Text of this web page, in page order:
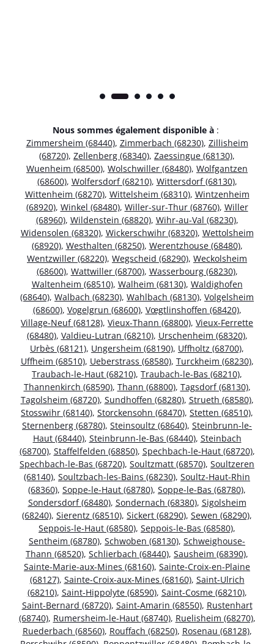
Nous sommes également disponible à :
Zimmersheim (68440), Zimmerbach (68230), Zillisheim
(68720), Zellenberg (68340), Zaessingue (68130),
Wuenheim (68500), Wolschwiller (68480), Wolfgantzen
(68600), Wolfersdorf (68210), Wittersdorf (68130),
Wittenheim (68270), Wittelsheim (68310), Wintzenheim
(68920), Winkel (68480), Willer-sur-Thur (68760), Willer
(68960), Wildenstein (68820), Wihr-au-Val (68230),
Widensolen (68320), Wickerschwihr (68320), Wettolsheim
(68920), Westhalten (68250), Werentzhouse (68480),
Wentzwiller (68220), Wegscheid (68290), Weckolsheim
(68600), Wattwiller (68700), Wasserbourg (68230),
Waltenheim (68510), Walheim (68130), Waldighofen
(68640), Walbach (68230), Wahlbach (68130), Volgelsheim
(68600), Vogelgrun (68600), Vœgtlinshoffen (68420),
Village-Neuf (68128), Vieux-Thann (68800), Vieux-Ferrette
(68480), Valdieu-Lutran (68210), Urschenheim (68320),
Urbès (68121), Ungersheim (68190), Uffholtz (68700),
Uffheim (68510), Ueberstrass (68580), Turckheim (68230),
Traubach-le-Haut (68210), Traubach-le-Bas (68210),
Thannenkirch (68590), Thann (68800), Tagsdorf (68130),
Tagolsheim (68720), Sundhoffen (68280), Strueth (68580),
Stosswihr (68140), Storckensohn (68470), Stetten (68510),
Sternenberg (68780), Steinsoultz (68640), Steinbrunn-le-
Haut (68440), Steinbrunn-le-Bas (68440), Steinbach
(68700), Staffelfelden (68850), Spechbach-le-Haut (68720),
Spechbach-le-Bas (68720), Soultzmatt (68570), Soultzeren
(68140), Soultzbach-les-Bains (68230), Soultz-Haut-Rhin
(68360), Soppe-le-Haut (68780), Soppe-le-Bas (68780),
Sondersdorf (68480), Sondernach (68380), Sigolsheim
(68240), Sierentz (68510), Sickert (68290), Sewen (68290),
Seppois-le-Haut (68580), Seppois-le-Bas (68580),
Sentheim (68780), Schwoben (68130), Schweighouse-
Thann (68520), Schlierbach (68440), Sausheim (68390),
Sainte-Marie-aux-Mines (68160), Sainte-Croix-en-Plaine
(68127), Sainte-Croix-aux-Mines (68160), Saint-Ulrich
(68210), Saint-Hippolyte (68590), Saint-Cosme (68210),
Saint-Bernard (68720), Saint-Amarin (68550), Rustenhart
(68740), Rumersheim-le-Haut (68740), Ruelisheim (68270),
Ruederbach (68560), Rouffach (68250), Rosenau (68128),